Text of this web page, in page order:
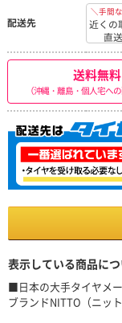
配送先
＼手間
近くの
直
送料無料
（沖縄・離島・個人宅へ
表示している商品に
■日本の大手タイヤメ
ブランドNITTO（ニット